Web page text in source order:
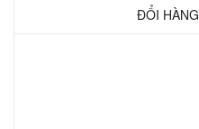
ĐỔI